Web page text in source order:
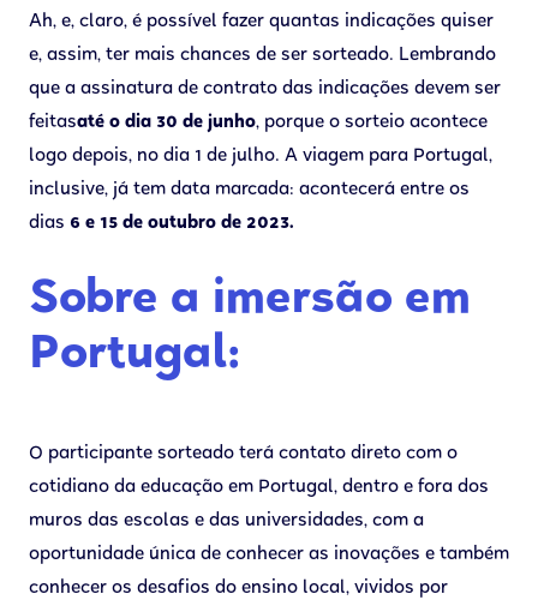
Ah, e, claro, é possível fazer quantas indicações quiser
e, assim, ter mais chances de ser sorteado. Lembrando
que a assinatura de contrato das indicações devem ser
feitasaté o dia 30 de junho, porque o sorteio acontece
logo depois, no dia 1 de julho. A viagem para Portugal,
inclusive, já tem data marcada: acontecerá entre os
dias 6 e 15 de outubro de 2023.
Sobre a imersão em
Portugal:
O participante sorteado terá contato direto com o
cotidiano da educação em Portugal, dentro e fora dos
muros das escolas e das universidades, com a
oportunidade única de conhecer as inovações e também
conhecer os desafios do ensino local, vividos por